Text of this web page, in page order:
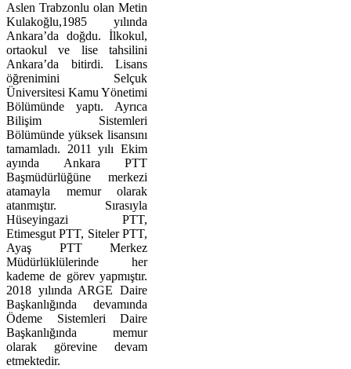
Aslen Trabzonlu olan Metin
Kulakoğlu,1985 yılında
Ankara’da doğdu. İlkokul,
ortaokul ve lise tahsilini
Ankara’da bitirdi. Lisans
öğrenimini Selçuk
Üniversitesi Kamu Yönetimi
Bölümünde yaptı. Ayrıca
Bilişim Sistemleri
Bölümünde yüksek lisansını
tamamladı. 2011 yılı Ekim
ayında Ankara PTT
Başmüdürlüğüne merkezi
atamayla memur olarak
atanmıştır. Sırasıyla
Hüseyingazi PTT,
Etimesgut PTT, Siteler PTT,
Ayaş PTT Merkez
Müdürlüklülerinde her
kademe de görev yapmıştır.
2018 yılında ARGE Daire
Başkanlığında devamında
Ödeme Sistemleri Daire
Başkanlığında memur
olarak görevine devam
etmektedir.